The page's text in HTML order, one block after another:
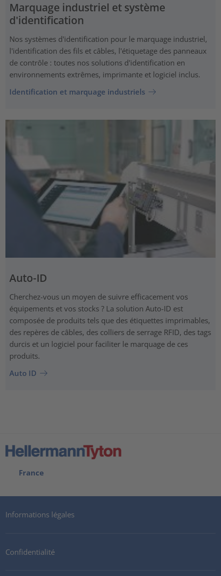
Marquage industriel et système
d'identification
Nos systèmes d'identification pour le marquage industriel,
l'identification des fils et câbles, l'étiquetage des panneaux
de contrôle : toutes nos solutions d'identification en
environnements extrêmes, imprimante et logiciel inclus.
Identification et marquage industriels
Auto-ID
Cherchez-vous un moyen de suivre efficacement vos
équipements et vos stocks ? La solution Auto-ID est
composée de produits tels que des étiquettes imprimables,
des repères de câbles, des colliers de serrage RFID, des tags
durcis et un logiciel pour faciliter le marquage de ces
produits.
Auto ID
France
Informations légales
Confidentialité